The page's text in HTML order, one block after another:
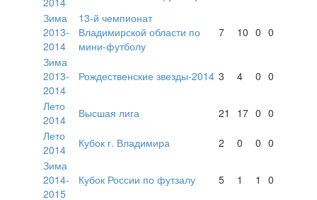
Зима
2013-
2014
13-й чемпионат
Владимирской области по
мини-футболу
7 10 0 0
Зима
2013-
2014
Рождественские звезды-2014 3 4 0 0
Лето
2014
Высшая лига 21 17 0 0
Лето
2014
Кубок г. Владимира 2 0 0 0
Зима
2014-
2015
Кубок России по футзалу 5 1 1 0